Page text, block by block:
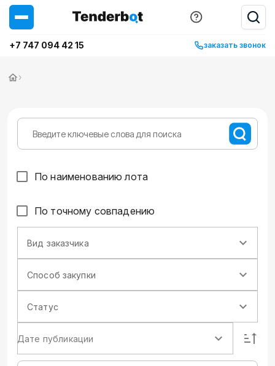
+7 747 094 42 15 заказать звонок
›
По наименованию лота
По точному совпадению
Вид заказчика
Способ закупки
Статус
Дате публикации